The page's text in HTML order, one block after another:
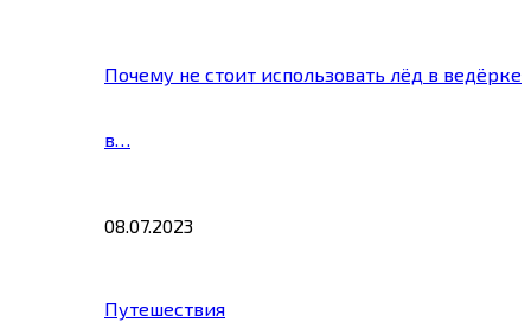
Почему не стоит использовать лёд в ведёрке
в…
08.07.2023
Путешествия